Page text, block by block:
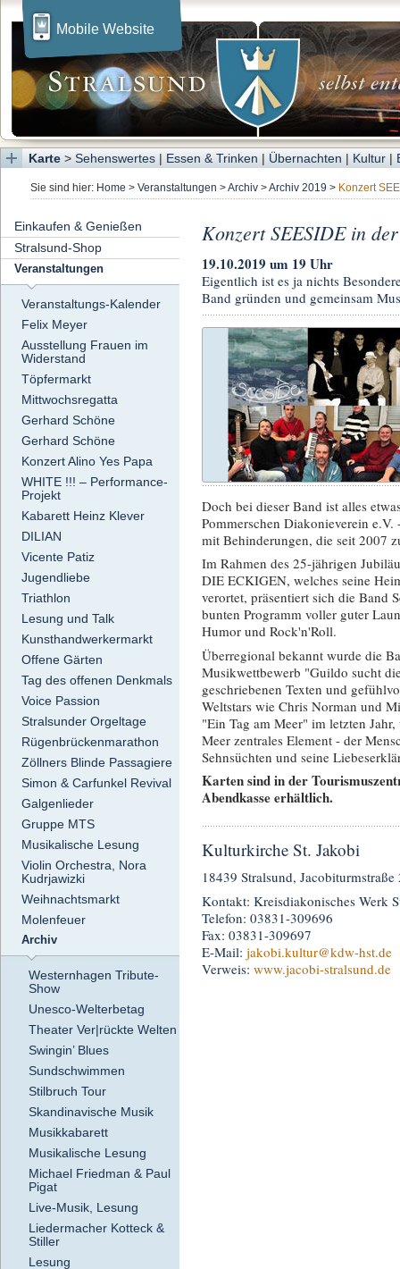
Mobile Website
Karte > Sehenswertes | Essen & Trinken | Übernachten | Kultur |
Sie sind hier: Home > Veranstaltungen >Archiv >Archiv 2019 > Konzert
Einkaufen & Genießen
Stralsund-Shop
Veranstaltungen
Veranstaltungs-Kalender
Felix Meyer
Ausstellung Frauen im
Widerstand
Töpfermarkt
Mittwochsregatta
Gerhard Schöne
Gerhard Schöne
Konzert Alino Yes Papa
WHITE !!! – Performance-
Projekt
Kabarett Heinz Klever
DILIAN
Vicente Patiz
Jugendliebe
Triathlon
Lesung und Talk
Kunsthandwerkermarkt
Offene Gärten
Tag des offenen Denkmals
Voice Passion
Stralsunder Orgeltage
Rügenbrückenmarathon
Zöllners Blinde Passagiere
Simon & Carfunkel Revival
Galgenlieder
Gruppe MTS
Musikalische Lesung
Violin Orchestra, Nora
Kudrjawizki
Weihnachtsmarkt
Molenfeuer
Archiv
Westernhagen Tribute-
Show
Unesco-Welterbetag
Theater Ver|rückte Welten
Swingin’ Blues
Sundschwimmen
Stilbruch Tour
Skandinavische Musik
Musikkabarett
Musikalische Lesung
Michael Friedman & Paul
Pigat
Live-Musik, Lesung
Liedermacher Kotteck &
Stiller
Lesung
Konzert SEESIDE in
19.10.2019 um 19 Uhr
Eigentlich ist es ja nichts
Band gründen und gemeinsam
Doch bei dieser Band ist alles
Pommerschen Diakonieverein
mit Behinderungen, die seit 2007
Im Rahmen des 25-jährigen
DIE ECKIGEN, welches seine
verortet, präsentiert sich die Band
bunten Programm voller guter
Humor und Rock'n'Roll.
Überregional bekannt wurde die
Musikwettbewerb "Guildo sucht
geschriebenen Texten und
Weltstars wie Chris Norman und
"Ein Tag am Meer" im letzten
Meer zentrales Element - der
Sehnsüchten und seine
Karten sind in der
Abendkasse erhältlich.
Kulturkirche St. Jakobi
18439 Stralsund, Jacobiturmstraße
Kontakt: Kreisdiakonisches Werk
Telefon: 03831-309696
Fax: 03831-309697
E-Mail: jakobi.kultur@kdw-hst.de
Verweis: www.jacobi-stralsund.de